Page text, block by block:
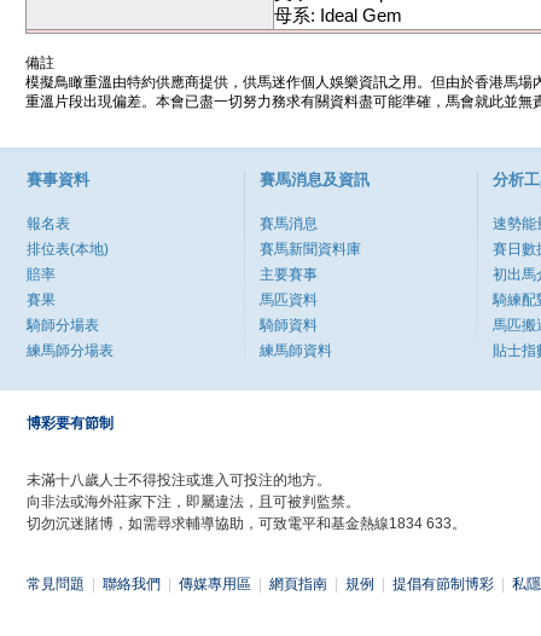
母系: Ideal Gem
備註
模擬鳥瞰重溫由特約供應商提供，供馬迷作個人娛樂資訊之用。但由於香港馬
重溫片段出現偏差。本會已盡一切努力務求有關資料盡可能準確，馬會就此並
賽事資料
報名表
排位表(本地)
賠率
賽果
騎師分場表
練馬師分場表
賽馬消息及資訊
賽馬消息
賽馬新聞資料庫
主要賽事
馬匹資料
騎師資料
練馬師資料
分析
速勢能
賽日數
初出馬
騎練配
馬匹搬
貼士指
博彩要有節制
未滿十八歲人士不得投注或進入可投注的地方。
向非法或海外莊家下注，即屬違法，且可被判監禁。
切勿沉迷賭博，如需尋求輔導協助，可致電平和基金熱線1834 633。
常見問題 聯絡我們 傳媒專用區 網頁指南 規例 提倡有節制博彩 私